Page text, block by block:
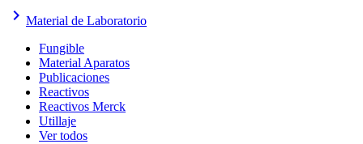
keyboard_arrow_right Material de Laboratorio
Fungible
Material Aparatos
Publicaciones
Reactivos
Reactivos Merck
Utillaje
Ver todos